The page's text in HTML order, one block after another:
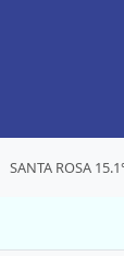
SANTA ROSA